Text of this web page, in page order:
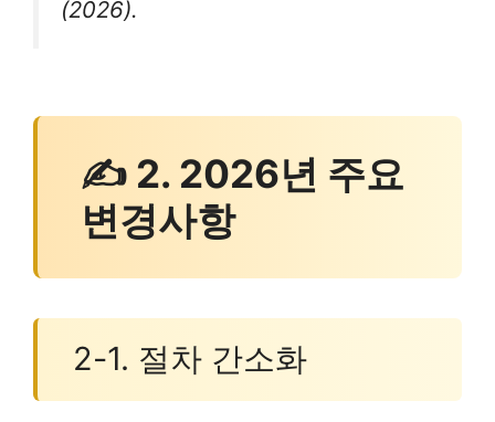
(2026).
✍ 2. 2026년 주요
변경사항
2-1. 절차 간소화